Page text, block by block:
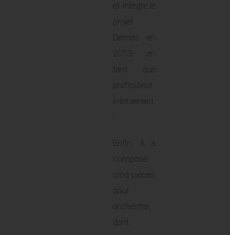
et intègre le
projet
Demos en
2013, en
tant que
professeur
intervenant
.
Enfin, il a
composé
cinq pièces
pour
orchestre,
dont